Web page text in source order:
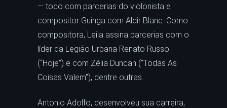
— todo com parcerias do violonista e
compositor Guinga com Aldir Blanc. Como
compositora, Leila assina parcerias com o
líder da Legião Urbana Renato Russo
(“Hoje”) e com Zélia Duncan (“Todas As
Coisas Valem”), dentre outras.
Antonio Adolfo, desenvolveu sua carreira,